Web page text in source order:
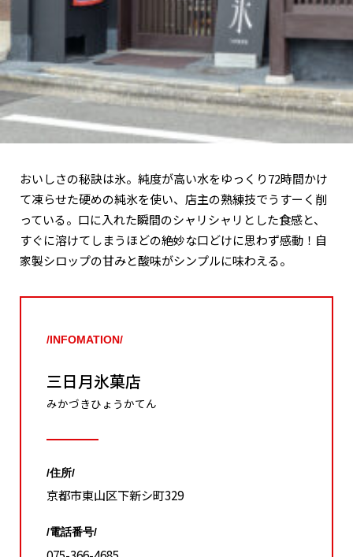
おいしさの秘訣は氷。純度が高い水をゆっくり72時間かけ
て凍らせた硬めの純氷を使い、店主の熟練技でうすーく削
っている。口に入れた瞬間のシャリシャリとした食感と、
すぐに溶けてしまうほどの絶妙な口どけに思わず感動！自
家製シロップの甘みと酸味がシンプルに味わえる。
/INFOMATION/
三日月氷菓店
みかづきひょうかてん
/住所/
京都市東山区下新シ町329
/電話番号/